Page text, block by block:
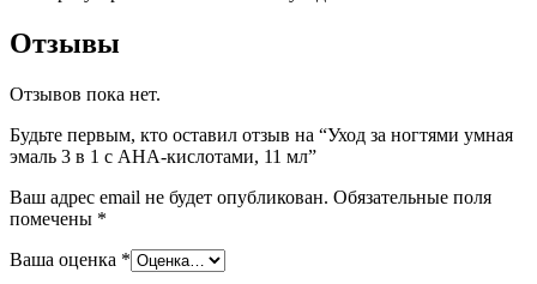
Отзывы
Отзывов пока нет.
Будьте первым, кто оставил отзыв на “Уход за ногтями умная
эмаль 3 в 1 с AHA-кислотами, 11 мл”
Ваш адрес email не будет опубликован. Обязательные поля
помечены *
Ваша оценка *